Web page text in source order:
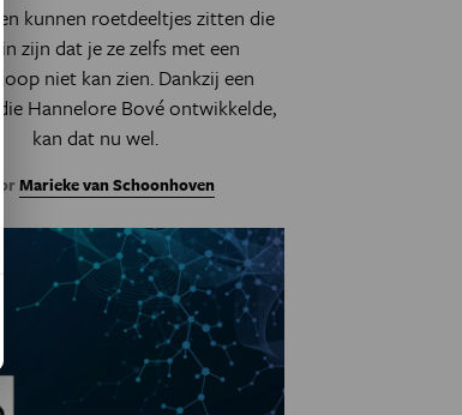
kunnen roetdeeltjes zitten die
zijn dat je ze zelfs met een
niet kan zien. Dankzij een
Hannelore Bové ontwikkelde,
kan dat nu wel.
Marieke van Schoonhoven